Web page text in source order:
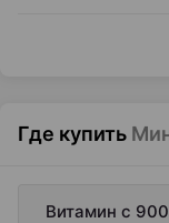
Где купить
Витамин с